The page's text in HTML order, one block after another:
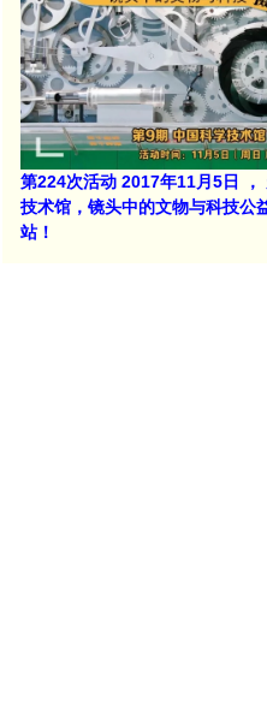
第224次活动 2017年11月5日 ，
技术馆，镜头中的文物与科技公
站！